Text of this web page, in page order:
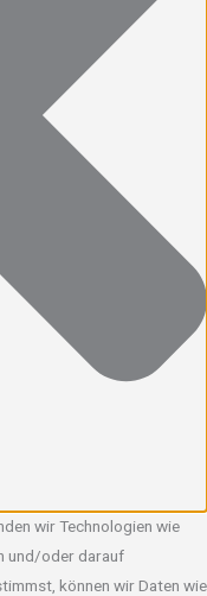
wir Technologien wie
und/oder darauf
können wir Daten wie